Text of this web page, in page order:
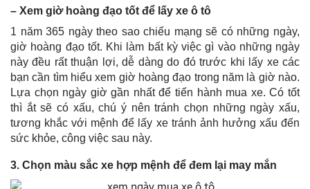
– Xem giờ hoàng đạo tốt để lấy xe ô tô
1 năm 365 ngày theo sao chiếu mạng sẽ có những ngày,
giờ hoàng đạo tốt. Khi làm bất kỳ việc gì vào những ngày
này đều rất thuận lợi, dễ dàng do đó trước khi lấy xe các
bạn cần tìm hiểu xem giờ hoàng đạo trong năm là giờ nào.
Lựa chọn ngày giờ gần nhất để tiến hành mua xe. Có tốt
thì ắt sẽ có xấu, chú ý nên tránh chọn những ngày xấu,
tương khắc với mệnh để lấy xe tránh ảnh hưởng xấu đến
sức khỏe, công việc sau này.
3. Chọn màu sắc xe hợp mệnh để đem lại may mắn